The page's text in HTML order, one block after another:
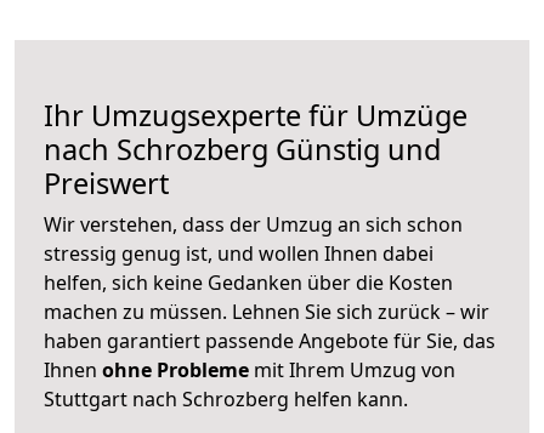
Ihr Umzugsexperte für Umzüge
nach Schrozberg Günstig und
Preiswert
Wir verstehen, dass der Umzug an sich schon
stressig genug ist, und wollen Ihnen dabei
helfen, sich keine Gedanken über die Kosten
machen zu müssen. Lehnen Sie sich zurück – wir
haben garantiert passende Angebote für Sie, das
Ihnen ohne Probleme mit Ihrem Umzug von
Stuttgart nach Schrozberg helfen kann.